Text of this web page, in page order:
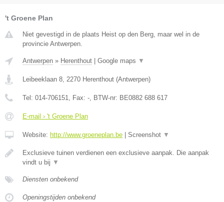
't Groene Plan
Niet gevestigd in de plaats Heist op den Berg, maar wel in de
provincie Antwerpen.
Antwerpen » Herenthout Google maps ▼
Leibeeklaan 8, 2270 Herenthout (Antwerpen)
Tel: 014-706151, Fax: -, BTW-nr: BE0882 688 617
E-mail › 't Groene Plan
Website: http://www.groeneplan.be Screenshot ▼
Exclusieve tuinen verdienen een exclusieve aanpak. Die aanpak
vindt u bij ▼
Diensten onbekend
Openingstijden onbekend